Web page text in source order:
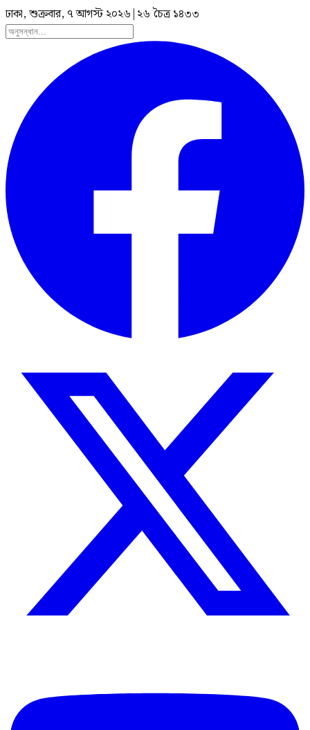
ঢাকা, শুক্রবার, ৭ আগস্ট ২০২৬ | ২৬ চৈত্র ১৪৩৩